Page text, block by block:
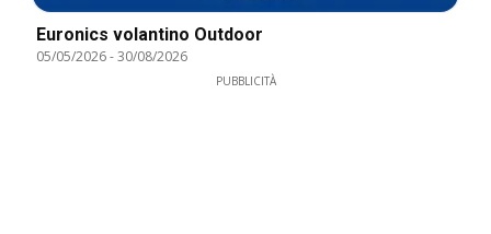
Euronics volantino Outdoor
05/05/2026-30/08/2026
PUBBLICITÀ